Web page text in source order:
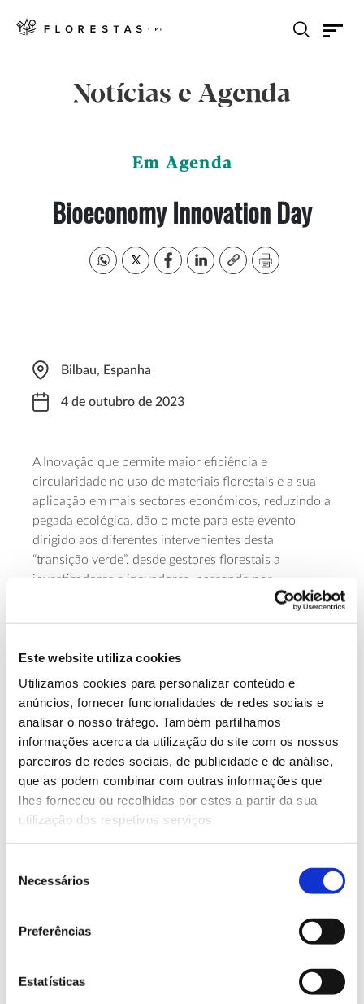
Este website utiliza cookies
Utilizamos cookies para personalizar conteúdo e
anúncios, fornecer funcionalidades de redes sociais e
analisar o nosso tráfego. Também partilhamos
informações acerca da utilização do site com os nossos
parceiros de redes sociais, de publicidade e de análise,
que as podem combinar com outras informações que
lhes forneceu ou recolhidas por estes a partir da sua
utilização dos respetivos serviços.
Necessários
Preferências
Estatísticas
Notícias e Agenda
Em Agenda
Bioeconomy Innovation Day
Bilbau, Espanha
4 de outubro de 2023
A Inovação que permite maior eficiência e
circularidade no uso de materiais florestais e a sua
aplicação em mais sectores económicos, reduzindo a
pegada ecológica, dão o mote para este evento
dirigido aos diferentes intervenientes desta
“transição verde”, desde gestores florestais a
investigadores e inovadores, passando por
investigadores e representantes da área financeira e
inovadores em áreas que cruzam a bioeconomia – da
biorremediação à produção de celulose
nanocristalizada.
Saiba mais sobre evento
13.07.2026
Genoma do priolo e de outras espécies em risco:
conhecer para conservar
02.07.2026
Registar galhas de Trichi em acácia-das-espigas:
cidadãos chamados a ajudar